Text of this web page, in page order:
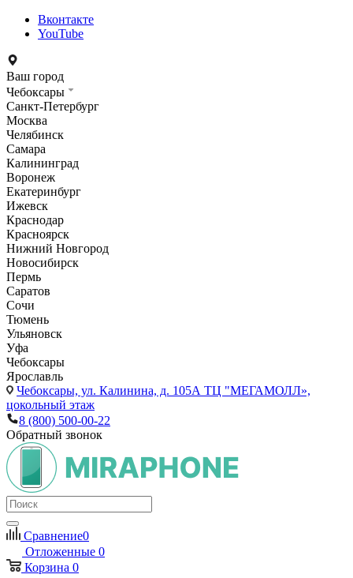
Вконтакте
YouTube
Ваш город
Чебоксары
Санкт-Петербург
Москва
Челябинск
Самара
Калининград
Воронеж
Екатеринбург
Ижевск
Краснодар
Красноярск
Нижний Новгород
Новосибирск
Пермь
Саратов
Сочи
Тюмень
Ульяновск
Уфа
Чебоксары
Ярославль
Чебоксары, ул. Калинина, д. 105А ТЦ "МЕГАМОЛЛ»,
цокольный этаж
8 (800) 500-00-22
Обратный звонок
Сравнение0
Отложенные 0
Корзина 0